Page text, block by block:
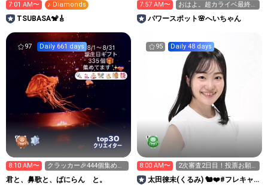
7:01 AM〜 ♪ Diamonds
TSUBASA🐒🎸
7:57 AM〜
おはよ。超カライベ最終
日‼️
パワースポット🌸へいちゃん
97 Daily 661 days
top30
クリエイター
8:10 AM〜
クラッカー🎉444個集めて
ます✨✨✨
君と、鼻歌と、ばにらん と。
95 Daily 48 days
8:00 AM〜
2次審査2日目！投票お願
いします！！
太田徠未(くるみ) 🐿❤️#フレキャ